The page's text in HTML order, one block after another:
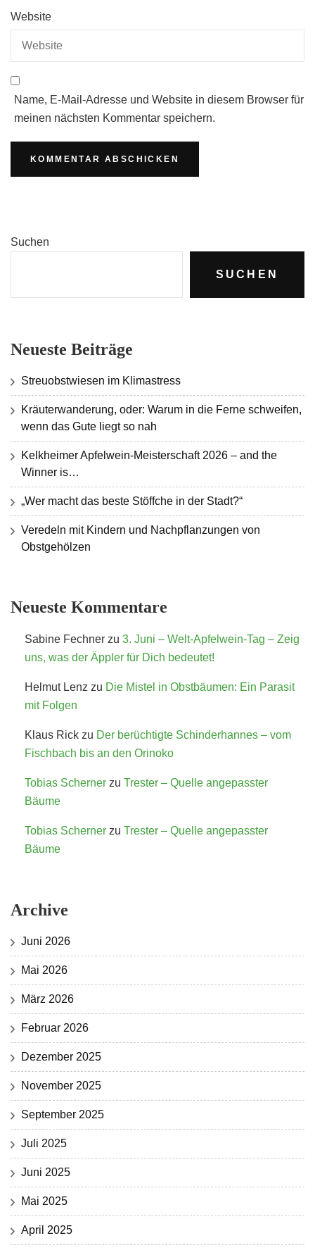
Website
Name, E-Mail-Adresse und Website in diesem Browser für
meinen nächsten Kommentar speichern.
Suchen
SUCHEN
Neueste Beiträge
Streuobstwiesen im Klimastress
Kräuterwanderung, oder: Warum in die Ferne schweifen,
wenn das Gute liegt so nah
Kelkheimer Apfelwein-Meisterschaft 2026 – and the
Winner is…
„Wer macht das beste Stöffche in der Stadt?“
Veredeln mit Kindern und Nachpflanzungen von
Obstgehölzen
Neueste Kommentare
Sabine Fechner zu 3. Juni – Welt-Apfelwein-Tag – Zeig
uns, was der Äppler für Dich bedeutet!
Helmut Lenz zu Die Mistel in Obstbäumen: Ein Parasit
mit Folgen
Klaus Rick zu Der berüchtigte Schinderhannes – vom
Fischbach bis an den Orinoko
Tobias Scherner zu Trester – Quelle angepasster
Bäume
Tobias Scherner zu Trester – Quelle angepasster
Bäume
Archive
Juni 2026
Mai 2026
März 2026
Februar 2026
Dezember 2025
November 2025
September 2025
Juli 2025
Juni 2025
Mai 2025
April 2025